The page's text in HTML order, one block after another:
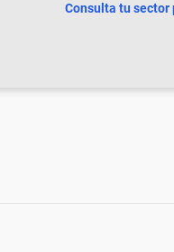
Consulta tu sector